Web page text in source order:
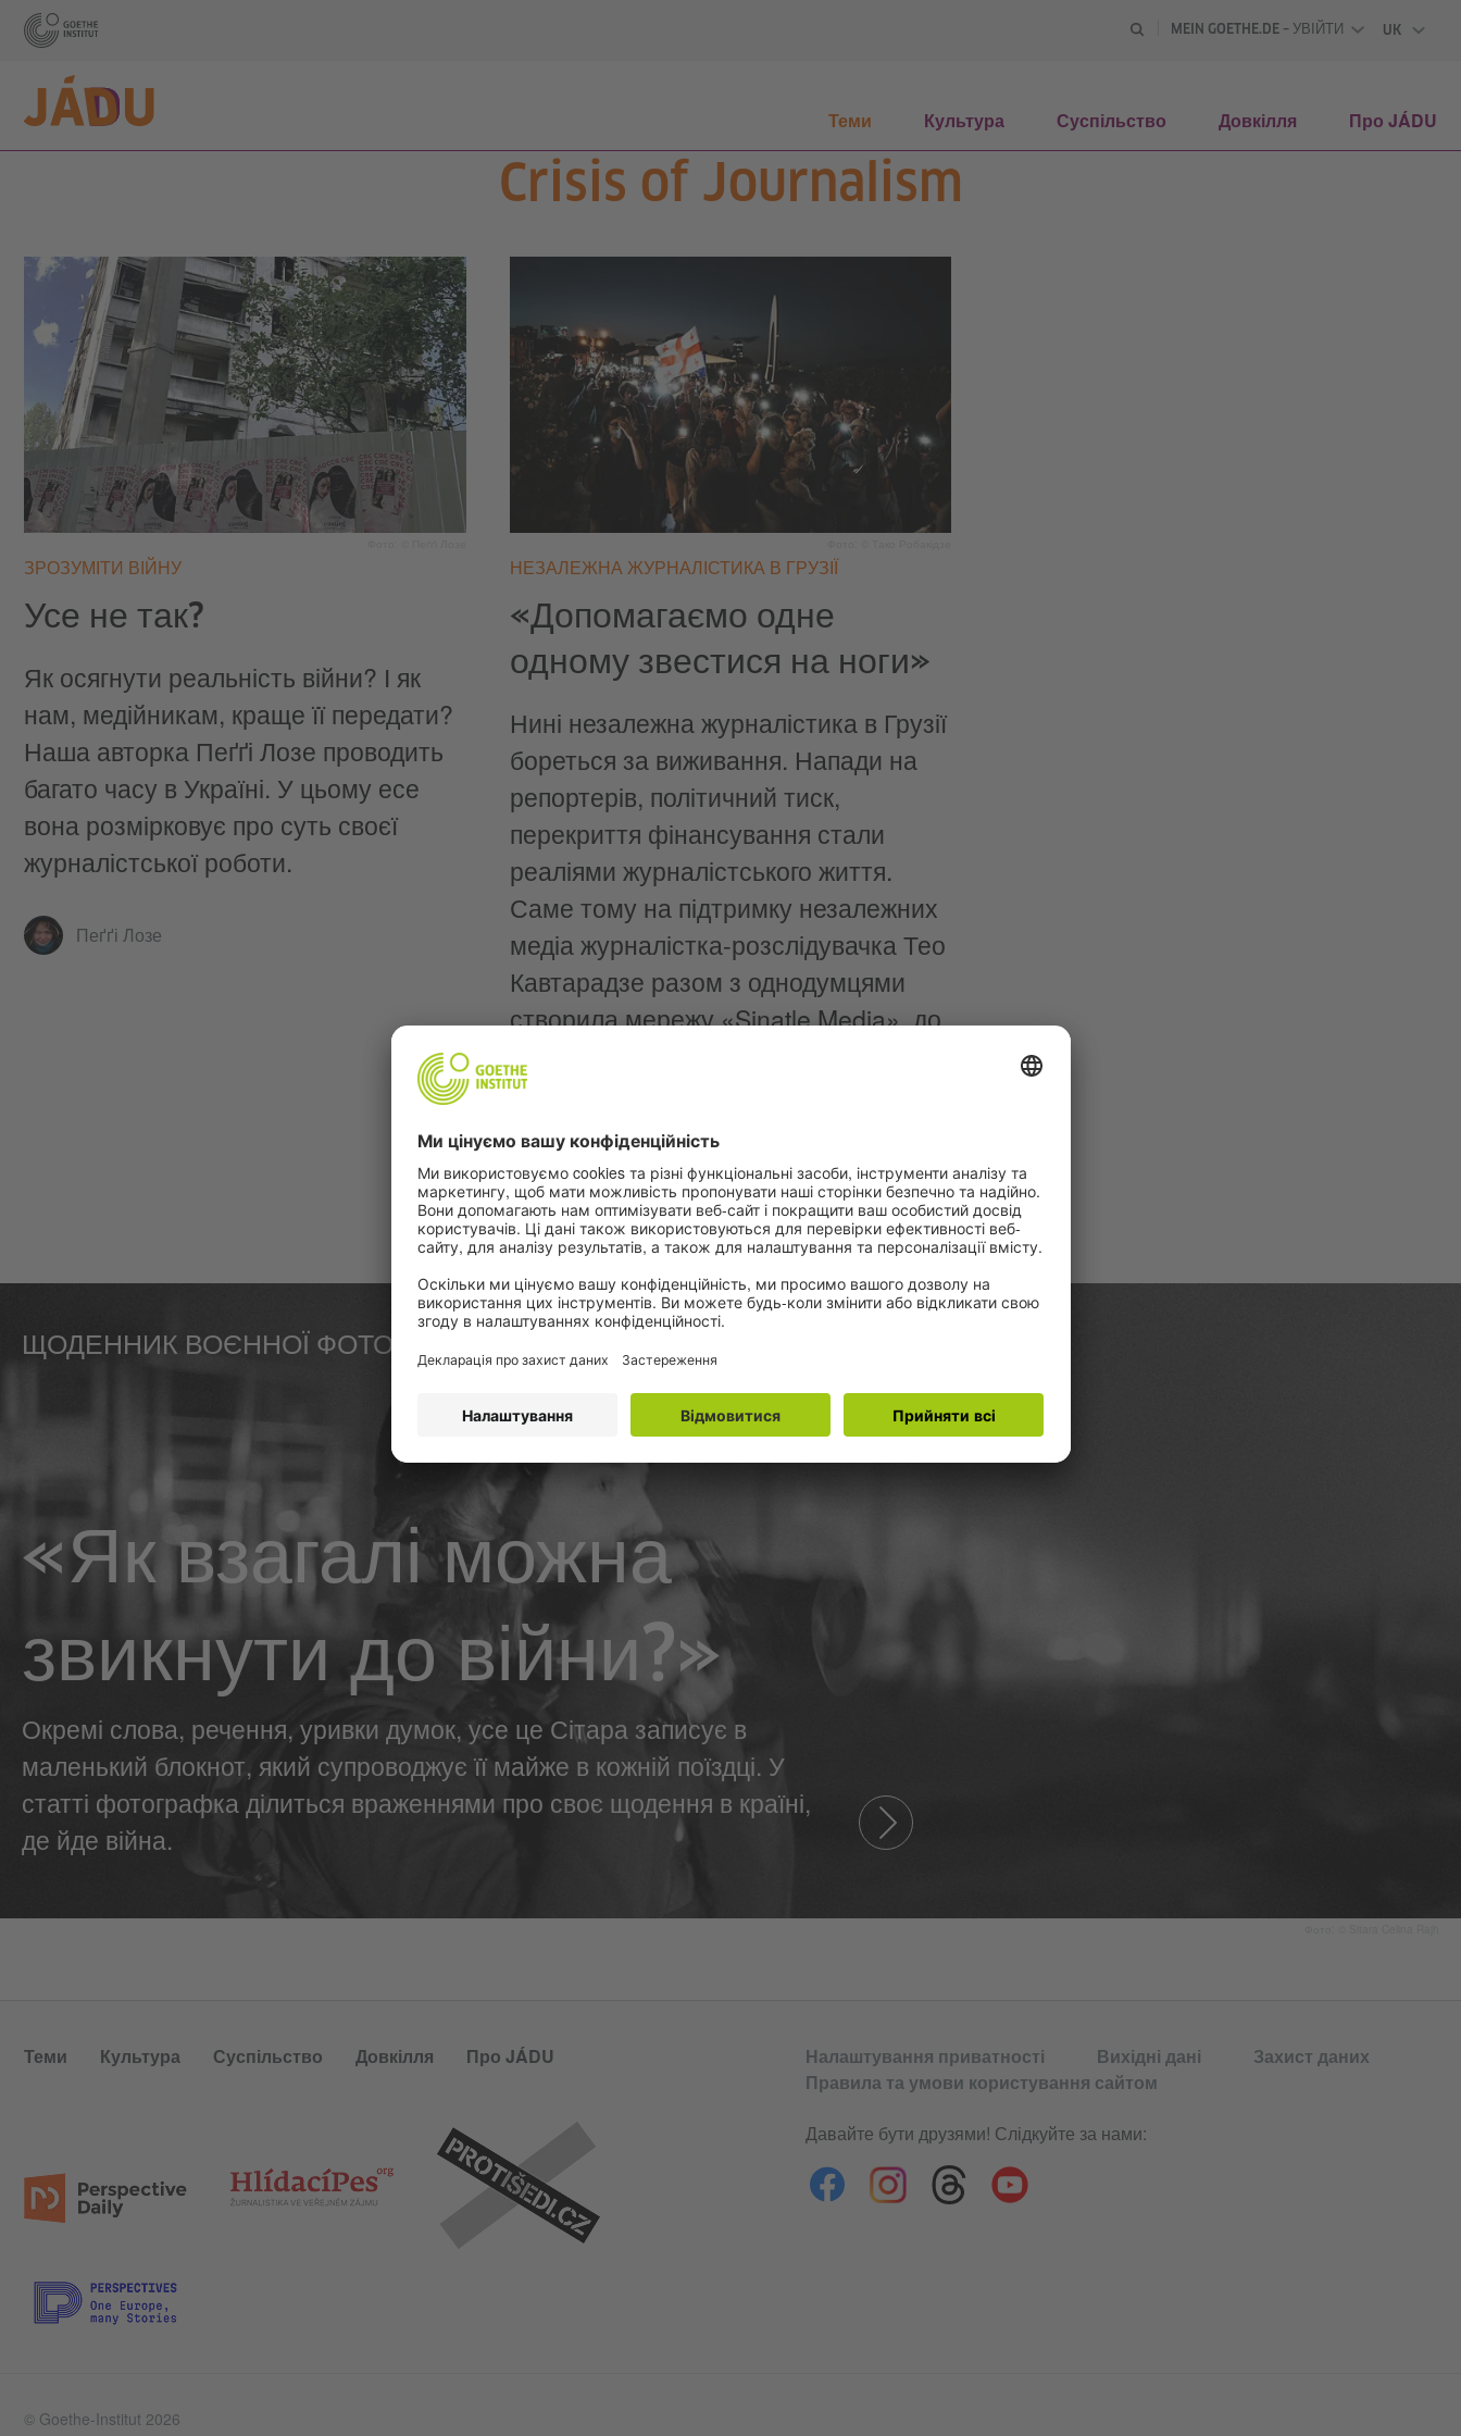
MEIN GOETHE.DE – УВІЙТИ
UK
Теми Культура Суспільство Довкілля Про JÁDU
Crisis of Journalism
ЗРОЗУМІТИ ВІЙНУ
Усе не так?
Як осягнути реальність війни? І як
нам, медійникам, краще її передати?
Наша авторка Пеґґі Лозе проводить
багато часу в Україні. У цьому есе
вона розмірковує про суть своєї
журналістської роботи.
Пеґґі Лозе
НЕЗАЛЕЖНА ЖУРНАЛІСТИКА В ГРУЗІЇ
«Допомагаємо одне
одному звестися на ноги»
Нині незалежна журналістика в Грузії
бореться за виживання. Напади на
репортерів, політичний тиск,
перекриття фінансування стали
реаліями журналістського життя.
Саме тому на підтримку незалежних
медіа журналістка-розслідувачка Тео
Кавтарадзе разом з однодумцями
створила мережу «Sinatle Media», до
якої увійшли 22 онлайнові медіа.
Крістіан-Жолт Варґа
ЩОДЕННИК ВОЄННОЇ ФОТОГРАФКИ
«Як взагалі можна
звикнути до війни?»
Окремі слова, речення, уривки думок, усе це Сітара записує в
маленький блокнот, який супроводжує її майже в кожній поїздці. У
статті фотографка ділиться враженнями про своє щодення в країні,
де йде війна.
Теми Культура Суспільство Довкілля Про JÁDU Налаштування приватності Вихідні дані
Захист даних
Правила та умови користування сайтом
Давайте бути друзями! Слідкуйте за нами:
© Goethe-Institut 2026